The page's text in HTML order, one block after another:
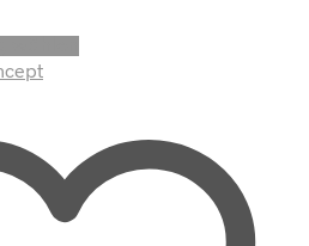
Dieses
auf.
Die
Optionen